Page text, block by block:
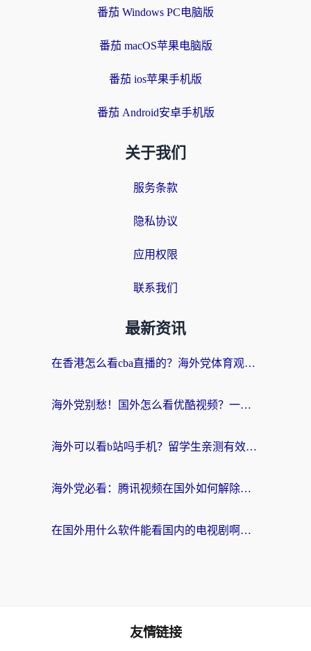
番茄 Windows PC电脑版
番茄 macOS苹果电脑版
番茄 ios苹果手机版
番茄 Android安卓手机版
关于我们
服务条款
隐私协议
应用权限
联系我们
最新资讯
在香港怎么看cba直播的？海外党体育观赛终极指南：告别版权限制，畅享中文解说
海外党别愁！国外怎么看优酷视频？一招解决追剧、看直播难题
海外可以看b站吗手机？留学生亲测有效的回国加速指南
海外党必看：腾讯视频在国外如何解除地域限制？附优酷咪咕使用指南
在国外用什么软件能看国内的电视剧啊？留学生亲测有效的回国加速方案
友情链接